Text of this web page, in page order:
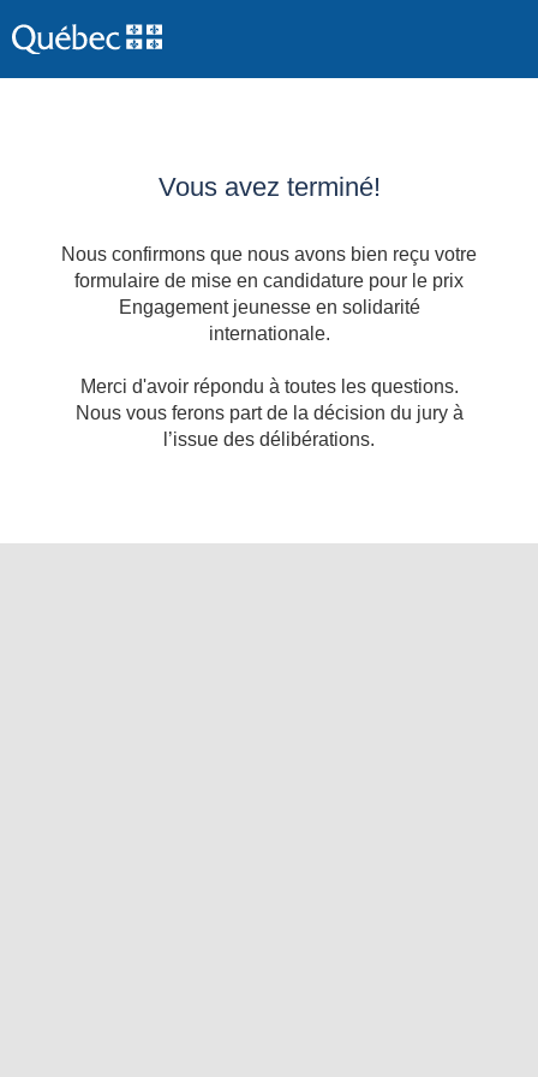
Vous avez terminé!
Nous confirmons que nous avons bien reçu votre
formulaire de mise en candidature pour le prix
Engagement jeunesse en solidarité
internationale.
Merci d'avoir répondu à toutes les questions.
Nous vous ferons part de la décision du jury à
l’issue des délibérations.